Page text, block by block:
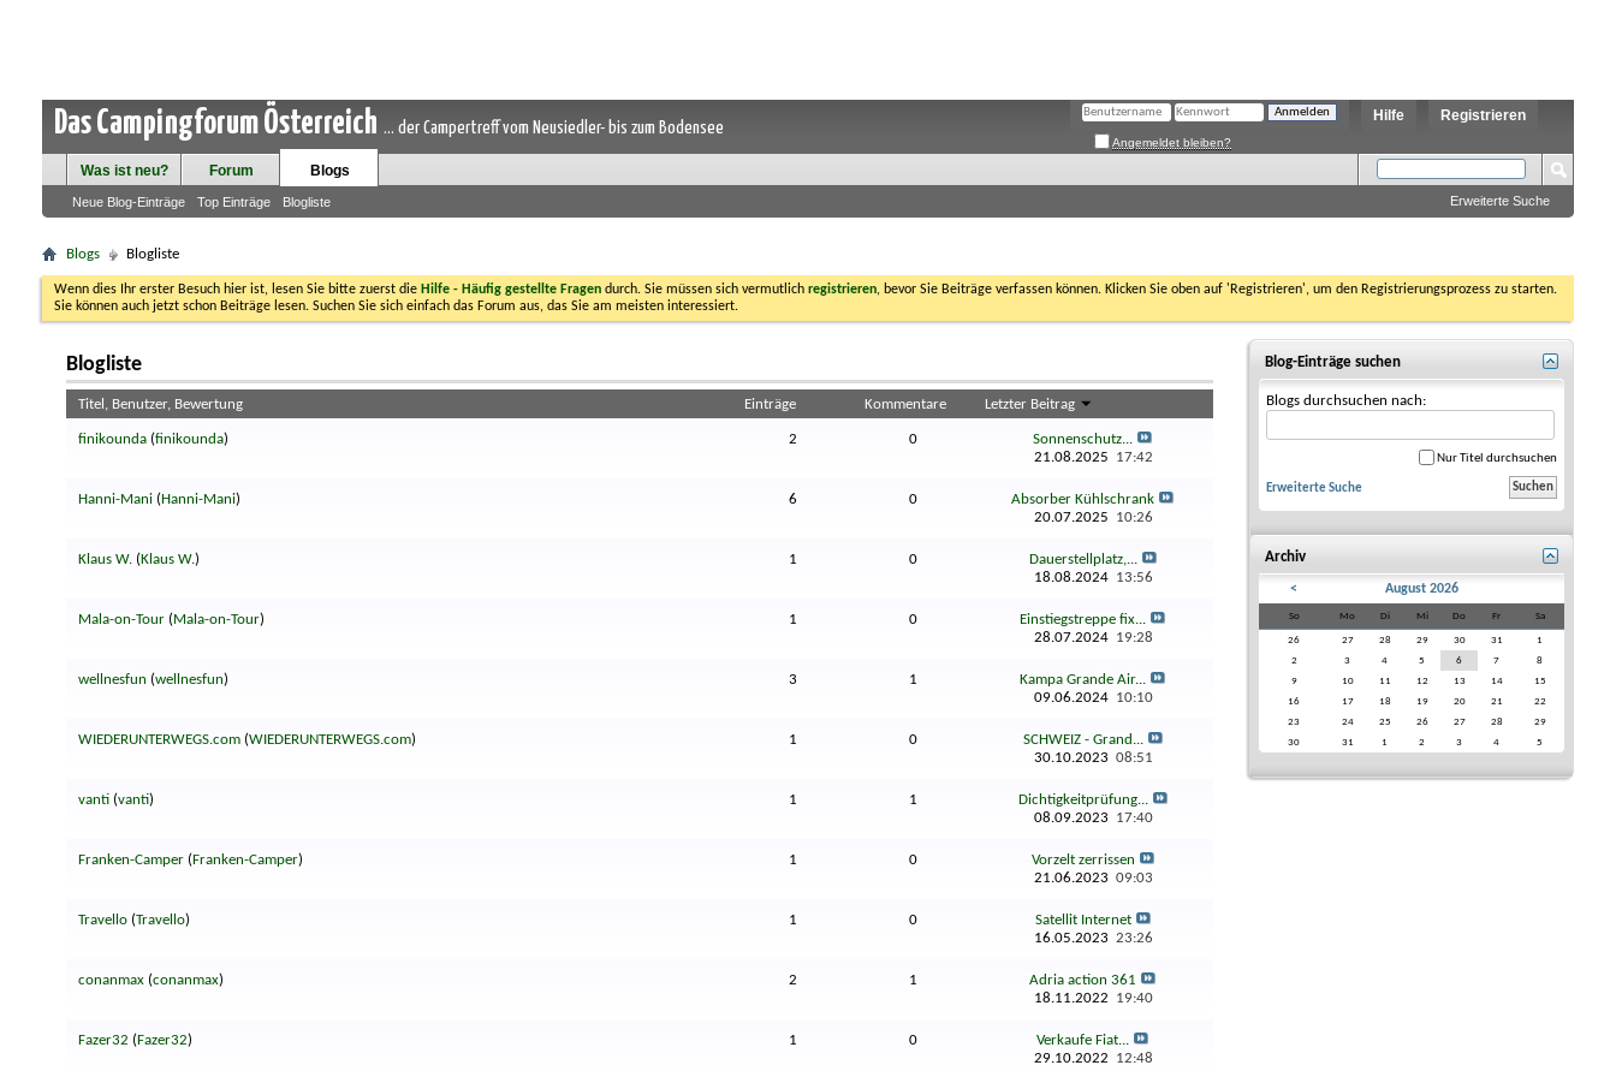
Das Campingforum Österreich ... der Campertreff vom Neusiedler- bis zum Bodensee
Registrieren
Hilfe
Angemeldet bleiben?
Was ist neu? Forum Blogs
Neue Blog-Einträge Top Einträge Blogliste Erweiterte Suche
Blogs Blogliste
Wenn dies Ihr erster Besuch hier ist, lesen Sie bitte zuerst die Hilfe - Häufig gestellte Fragen durch. Sie müssen sich vermutlich registrieren, bevor Sie Beiträge verfassen können. Klicken Sie oben auf 'Registrieren', um den Registrierungsprozess zu starten.
Sie können auch jetzt schon Beiträge lesen. Suchen Sie sich einfach das Forum aus, das Sie am meisten interessiert.
Blogliste
Titel, Benutzer, Bewertung Einträge Kommentare Letzter Beitrag
finikounda (finikounda) 2 0
Sonnenschutz...
21.08.2025
17:42
Hanni-Mani (Hanni-Mani) 6 0
Absorber Kühlschrank
20.07.2025
10:26
Klaus W. (Klaus W.) 1 0
Dauerstellplatz,...
18.08.2024 13:56
Mala-on-Tour (Mala-on-Tour) 1 0
Einstiegstreppe fix...
28.07.2024 19:28
wellnesfun (wellnesfun) 3 1
Kampa Grande Air...
09.06.2024 10:10
WIEDERUNTERWEGS.com (WIEDERUNTERWEGS.com) 1 0
SCHWEIZ - Grand...
30.10.2023 08:51
vanti (vanti) 1 1
Dichtigkeitprüfung...
08.09.2023
17:40
Franken-Camper (Franken-Camper) 1 0
Vorzelt zerrissen
21.06.2023 09:03
Travello (Travello) 1 0
Satellit Internet
16.05.2023 23:26
conanmax (conanmax) 2 1
Adria action 361
18.11.2022
19:40
Fazer32 (Fazer32) 1 0
Verkaufe Fiat...
29.10.2022
12:48
Blog-Einträge suchen
Blogs durchsuchen nach:
Nur Titel durchsuchen
Erweiterte Suche
Archiv
< August 2026
So Mo Di Mi Do Fr Sa
26 27 28 29 30 31
1
2
3 4 5 6 7
8
9
10 11 12 13 14
15
16
17 18 19 20 21
22
23
24 25 26 27 28
29
30
31 1 2 3 4 5